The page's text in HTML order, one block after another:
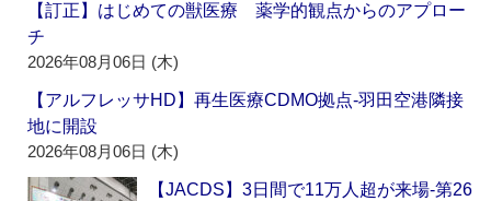
【訂正】はじめての獣医療 薬学的観点からのアプロー
チ
2026年08月06日 (木)
【アルフレッサHD】再生医療CDMO拠点‐羽田空港隣接
地に開設
2026年08月06日 (木)
【JACDS】3日間で11万人超が来場‐第26